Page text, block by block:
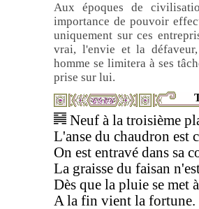
Aux époques de
importance de pouvoir
uniquement sur ces
vrai, l'envie et la
homme se limitera à ses
prise sur lui.
Neuf à la troisième
L'anse du chaudron est
On est entravé dans sa
La graisse du faisan
Dès que la pluie se met
A la fin vient la fortune.